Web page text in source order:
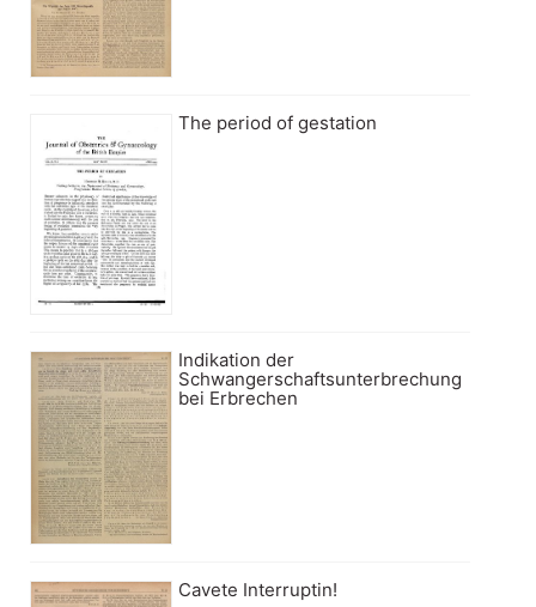
The period of gestation
Indikation der
Schwangerschaftsunterbrechung
bei Erbrechen
Cavete Interruptin!